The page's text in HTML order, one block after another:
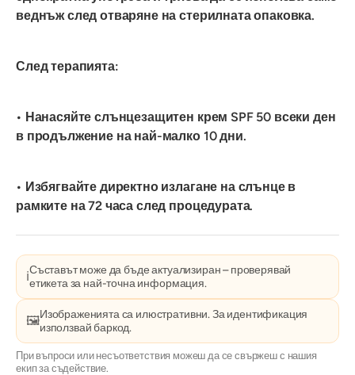
веднъж след отваряне на стерилната опаковка.
След терапията:
• Нанасяйте слънцезащитен крем SPF 50 всеки ден
в продължение на най-малко 10 дни.
• Избягвайте директно излагане на слънце в
рамките на 72 часа след процедурата.
ℹ️Съставът може да бъде актуализиран – проверявай
етикета за най-точна информация.
🖼️Изображенията са илюстративни. За идентификация
използвай баркод.
При въпроси или несъответствия можеш да се свържеш с нашия
екип за съдействие.